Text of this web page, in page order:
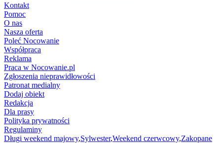
Kontakt
Pomoc
O nas
Nasza oferta
Poleć Nocowanie
Współpraca
Reklama
Praca w Nocowanie.pl
Zgłoszenia nieprawidłowości
Patronat medialny
Dodaj obiekt
Redakcja
Dla prasy
Polityka prywatności
Regulaminy
Długi weekend majowy,Sylwester,Weekend czerwcowy,Zakopane